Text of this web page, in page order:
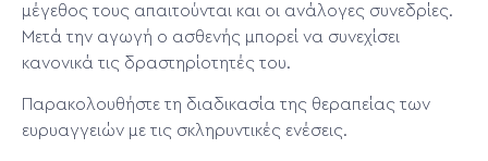
μέγεθος τους απαιτούνται και οι ανάλογες συνεδρίες.
Μετά την αγωγή ο ασθενής μπορεί να συνεχίσει
κανονικά τις δραστηρίοτητές του.
Παρακολουθήστε τη διαδικασία της θεραπείας των
ευρυαγγειών με τις σκληρυντικές ενέσεις.